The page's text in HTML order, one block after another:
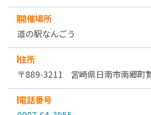
開催場所
道の駅なんごう
住所
〒889-3211 宮崎県日南市南郷町
電話番号